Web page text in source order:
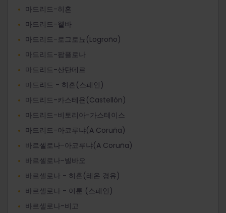
마드리드-히혼
마드리드-웰바
마드리드-로그로뇨(Logroño)
마드리드-팜플로나
마드리드-산탄데르
마드리드 - 히혼(스페인)
마드리드-카스테욘(Castellón)
마드리드-비토리아-가스테이스
마드리드-아코루냐(A Coruña)
바르셀로나-아코루냐(A Coruña)
바르셀로나-빌바오
바르셀로나 - 히혼(레온 경유)
바르셀로나 - 이룬 (스페인)
바르셀로나-비고